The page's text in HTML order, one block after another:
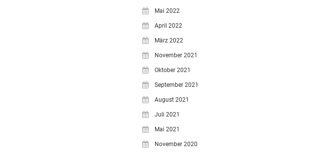
Mai 2022
April 2022
März 2022
November 2021
Oktober 2021
September 2021
August 2021
Juli 2021
Mai 2021
November 2020